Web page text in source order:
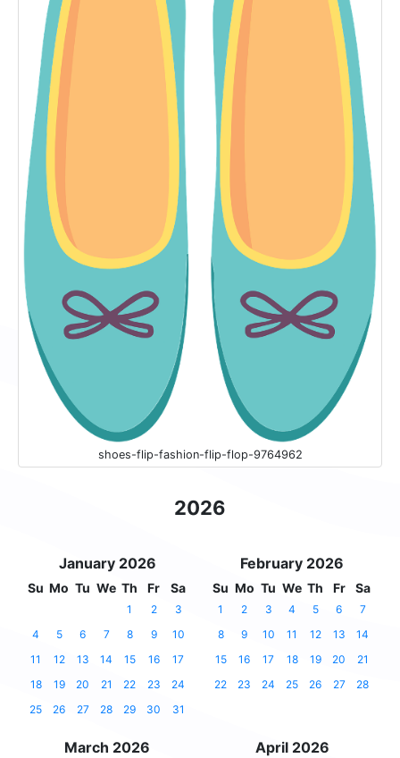
shoes-flip-fashion-flip-flop-9764962
2026
January 2026
Su Mo Tu We Th Fr Sa
1 2
3
4
5 6 7 8 9
10
11
12 13 14 15 16
17
18
19 20 21 22 23
24
25
26 27 28 29 30 31
February 2026
Su Mo Tu We Th Fr Sa
1 2 3 4 5 6
7
8
9 10 11 12 13
14
15
16 17 18 19 20
21
22
23 24 25 26 27 28
March 2026 April 2026